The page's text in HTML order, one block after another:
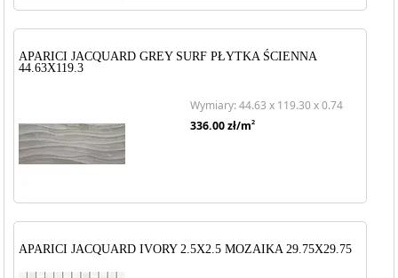
APARICI JACQUARD GREY SURF PŁYTKA ŚCIENNA
44.63X119.3
Wymiary: 44.63 x 119.30 x 0.74
336.00zł/m2
APARICI JACQUARD IVORY 2.5X2.5 MOZAIKA 29.75X29.75